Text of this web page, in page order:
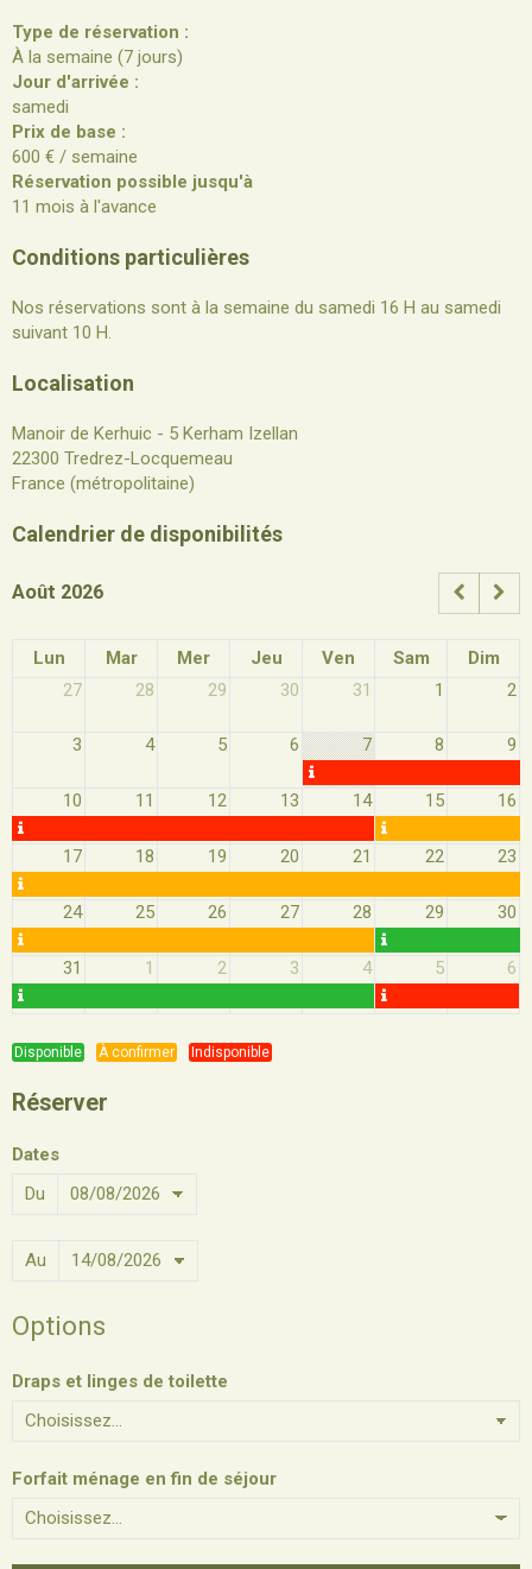
Type de réservation :
À la semaine (7 jours)
Jour d'arrivée :
samedi
Prix de base :
600 € / semaine
Réservation possible jusqu'à
11 mois à l'avance
Conditions particulières
Nos réservations sont à la semaine du samedi 16 H au samedi
suivant 10 H.
Localisation
Manoir de Kerhuic - 5 Kerham Izellan
22300 Tredrez-Locquemeau
France (métropolitaine)
Calendrier de disponibilités
Août 2026
Lun Mar Mer Jeu Ven Sam
Dim
27
28 29 30 31 1 2
3 4 5 6 7 8 9
10 11 12 13 14 15 16
17 18 19 20 21 22 23
24 25 26 27 28 29 30
31 1 2 3 4 5 6
Disponible À confirmer Indisponible
Réserver
Dates
Du
Au
Options
Draps et linges de toilette
Forfait ménage en fin de séjour